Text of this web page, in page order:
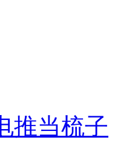
不公正
推当梳子